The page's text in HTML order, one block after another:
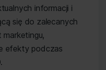
informacji i
się do zalecanych
efekty podczas